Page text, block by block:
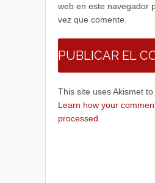
web en este navegador
vez que comente.
This site uses Akismet to
Learn how your
processed.